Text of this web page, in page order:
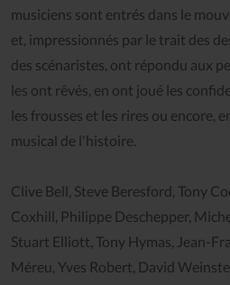
musiciens sont entrés dans le
et, impressionnés par le trait des
des scénaristes, ont répondu aux
les ont rêvés, en ont joué les
les frousses et les rires ou encore,
musical de l'histoire.
Clive Bell, Steve Beresford, Tony
Coxhill, Philippe Deschepper,
Stuart Elliott, Tony Hymas, Jean-
Méreu, Yves Robert, David